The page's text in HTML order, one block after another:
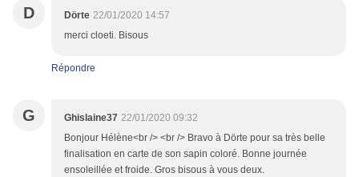
D Dörte 22/01/2020 14:57
merci cloeti. Bisous
Répondre
G Ghislaine37 22/01/2020 09:32
Bonjour Hélène<br /> <br /> Bravo à Dörte pour sa très belle
finalisation en carte de son sapin coloré. Bonne journée
ensoleillée et froide. Gros bisous à vous deux.